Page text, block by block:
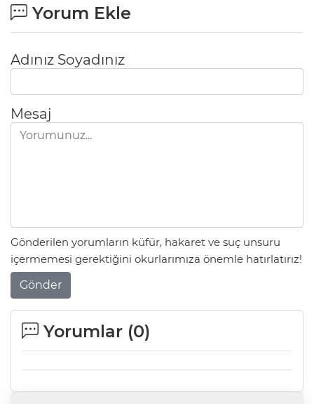
Yorum Ekle
Adınız Soyadınız
Mesaj
Gönderilen yorumların küfür, hakaret ve suç unsuru
içermemesi gerektiğini okurlarımıza önemle hatırlatırız!
Gönder
Yorumlar (0)